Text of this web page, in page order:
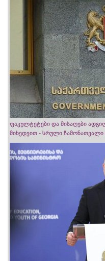
ფაკულტეტები და მისაღები
მიხედვით - სრული